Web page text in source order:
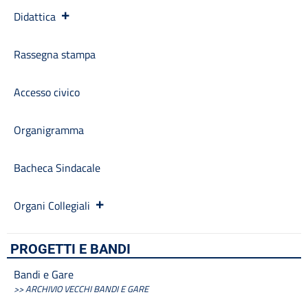
Calendario scolastico
Consulenti e collaboratori
Contrattazione collettiva
Corsi
Dirigente Scolastico
Docenti
feedback
Galleria
Home
Didattica
Rassegna stampa
Accesso civico
Organigramma
Bacheca Sindacale
Organi Collegiali
PROGETTI E BANDI
Bandi e Gare
>> ARCHIVIO VECCHI BANDI E GARE